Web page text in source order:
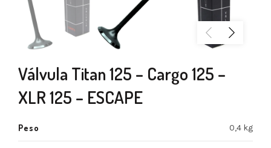
Válvula Titan 125 – Cargo 125 –
XLR 125 – ESCAPE
Peso 0,4 kg